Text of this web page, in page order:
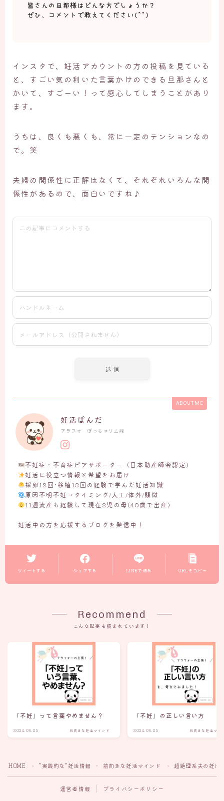
インスタで、妊活アカウントの方の投稿を見ている
と、すごい気の利いた言葉かけのできる旦那さんと
かいて、すごーい！って感心してしまうことがあり
ます。
うちは、良くも悪くも、常に一定のテンションなの
で。笑
夫婦の関係性に正解はなくて、それぞれいろんな関
係性があるので、面白いですね♪
ABOUT ME
妊活ぱんだ
アラフォーぽっちゃり主婦
不妊症・不育症ピアサポーター（日本助産師会認定)
妊活に役立つ情報と希望をお届け
採卵12回･移植13回の経験で学んだ妊活知識
原因不明不妊→タイミング/人工/体外/顕微
11週流産も経験して現在2児の母(40歳で出産)
妊活中の方を応援するブログを発信中！
ツイートする シェアする LINEで送る URLをコピー
Recommend
こんな記事も読まれています！
「不妊」って言葉やめません？
2024.06.25 前向きな妊活マインド
「不妊」の正しい言い方
2024.06.25 前向きな妊活マイ
HOME ＞ ”実践的な”妊活情報 ＞ 前向きな妊活マインド ＞ 超絶理系夫の妊活
運営者情報 プライバシーポリシー